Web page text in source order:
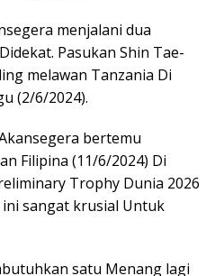
menjalani dua
Pasukan Shin Tae-
melawan Tanzania Di
(2/6/2024).
bertemu
Filipina (11/6/2024) Di
Trophy Dunia 2026
ini sangat krusial Untuk
satu Menang lagi